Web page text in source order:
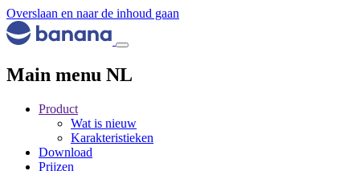
Overslaan en naar de inhoud gaan
Main menu NL
Product
Wat is nieuw
Karakteristieken
Download
Prijzen